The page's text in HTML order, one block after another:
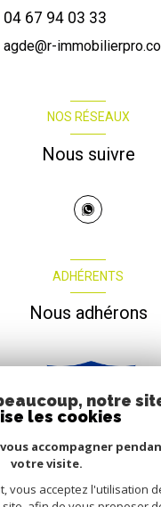
04 67 94 03 33
agde@r-
NOS RÉSEAUX
Nous suivre
ADHÉRENTS
Nous adhérons
notre
les cookies
accompagner
votre visite.
vous acceptez l'utilisation